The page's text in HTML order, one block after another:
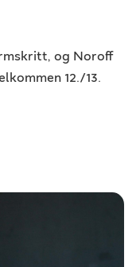
og Noroff
12./13.